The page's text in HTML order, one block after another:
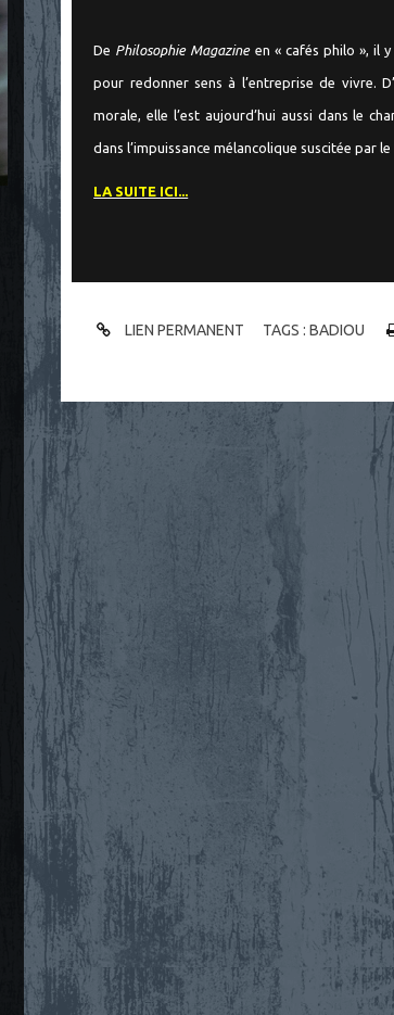
De Philosophie Magazineen « cafés philo », il
pour redonner sens à l’entreprise de vivre.
morale, elle l’est aujourd’hui aussi dans le
dans l’impuissance mélancolique suscitée par
LA SUITE ICI...
LIEN PERMANENT TAGS :BADIOU